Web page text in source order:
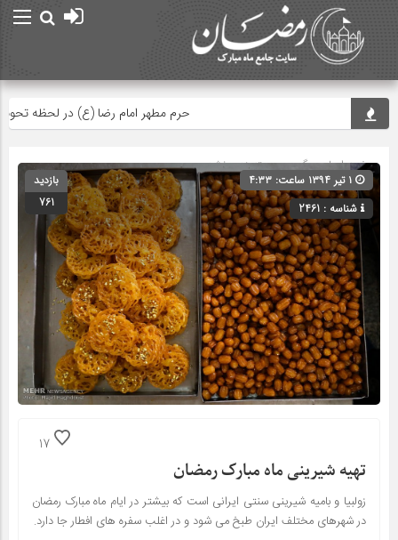
حرم مطهر امام رضا (ع) در لحظه تحویل سال
صفحه اصلی» گروه » دسته‌بندی نشده
شناسه : 2461
بازدید
761
17
تهیه شیرینی ماه مبارک رمضان
زولبیا و بامیه شیرینی سنتی ایرانی است که بیشتر در ایام ماه مبارک رمضان
در شهرهای مختلف ایران طبخ می شود و در اغلب سفره های افطار جا دارد.